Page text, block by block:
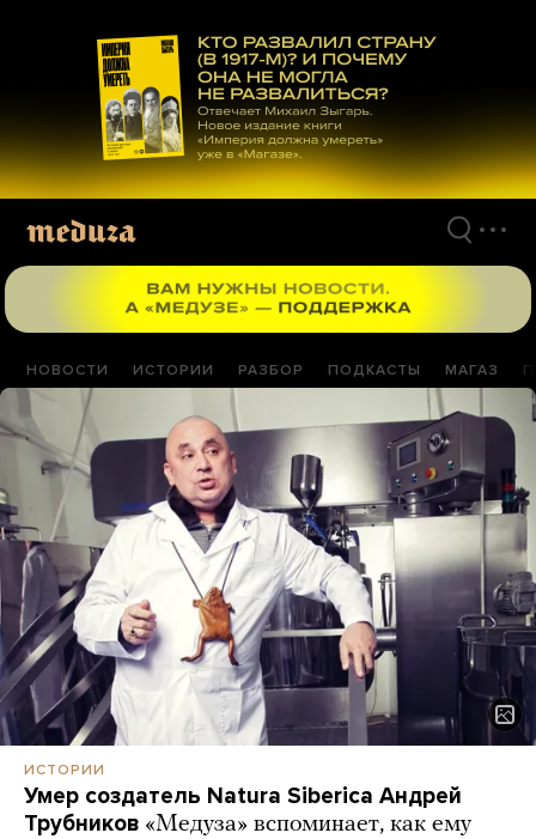
материалам
НОВОСТИ ИСТОРИИ РАЗБОР ПОДКАСТЫ МАГАЗ
ИСТОРИИ
Умер создатель Natura Siberica Андрей
Трубников «Медуза» вспоминает, как ему